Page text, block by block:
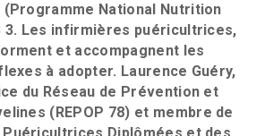
(Programme National Nutrition
3. Les infirmières puéricultrices,
et accompagnent les
à adopter. Laurence Guéry,
du Réseau de Prévention et
(REPOP 78) et membre de